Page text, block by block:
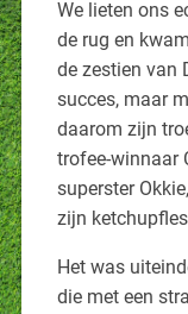
We lieten ons
de rug en
de zestien van
succes, maar
daarom zijn
trofee-winnaar
superster
zijn
Het was
die met een